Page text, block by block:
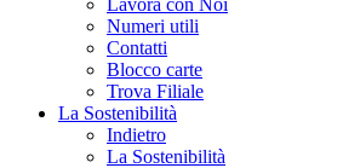
Lavora con Noi
Numeri utili
Contatti
Blocco carte
Trova Filiale
La Sostenibilità
Indietro
La Sostenibilità